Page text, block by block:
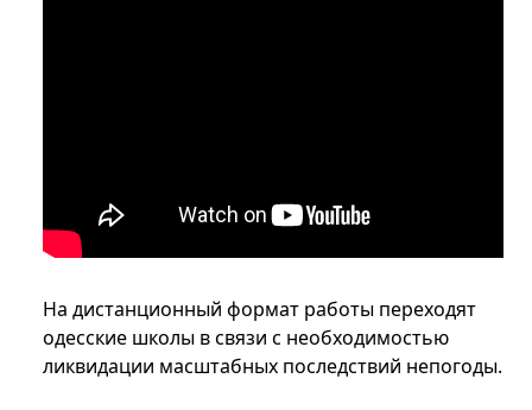
На дистанционный формат работы переходят
одесские школы в связи с необходимостью
ликвидации масштабных последствий непогоды.